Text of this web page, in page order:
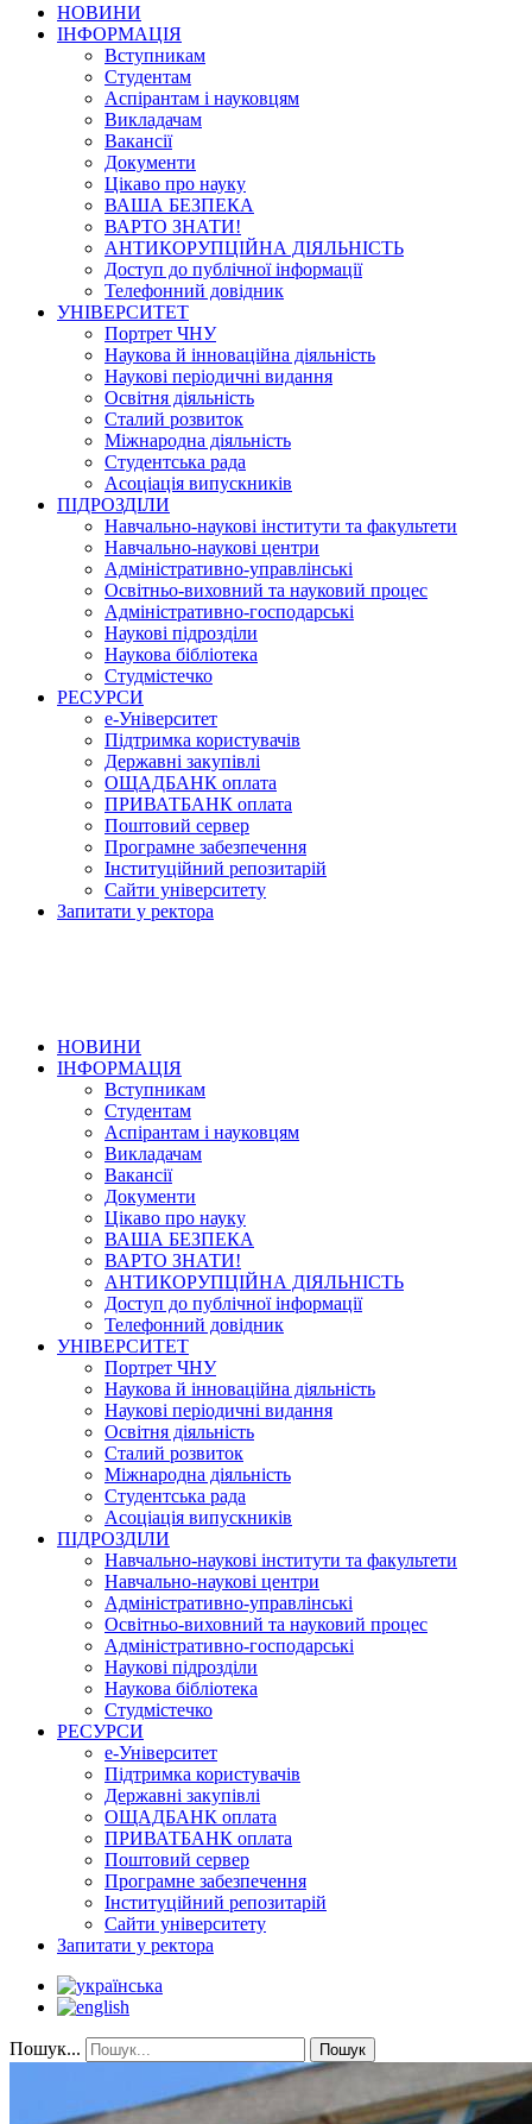
НОВИНИ
ІНФОРМАЦІЯ
Вступникам
Студентам
Аспірантам і науковцям
Викладачам
Вакансії
Документи
Цікаво про науку
ВАША БЕЗПЕКА
ВАРТО ЗНАТИ!
АНТИКОРУПЦІЙНА ДІЯЛЬНІСТЬ
Доступ до публічної інформації
Телефонний довідник
УНІВЕРСИТЕТ
Портрет ЧНУ
Наукова й інноваційна діяльність
Наукові періодичні видання
Освітня діяльність
Сталий розвиток
Міжнародна діяльність
Студентська рада
Асоціація випускників
ПІДРОЗДІЛИ
Навчально-наукові інститути та факультети
Навчально-наукові центри
Адміністративно-управлінські
Освітньо-виховний та науковий процес
Адміністративно-господарські
Наукові підрозділи
Наукова бібліотека
Студмістечко
РЕСУРСИ
е-Університет
Підтримка користувачів
Державні закупівлі
ОЩАДБАНК оплата
ПРИВАТБАНК оплата
Поштовий сервер
Програмне забезпечення
Інституційний репозитарій
Сайти університету
Запитати у ректора
НОВИНИ
ІНФОРМАЦІЯ
Вступникам
Студентам
Аспірантам і науковцям
Викладачам
Вакансії
Документи
Цікаво про науку
ВАША БЕЗПЕКА
ВАРТО ЗНАТИ!
АНТИКОРУПЦІЙНА ДІЯЛЬНІСТЬ
Доступ до публічної інформації
Телефонний довідник
УНІВЕРСИТЕТ
Портрет ЧНУ
Наукова й інноваційна діяльність
Наукові періодичні видання
Освітня діяльність
Сталий розвиток
Міжнародна діяльність
Студентська рада
Асоціація випускників
ПІДРОЗДІЛИ
Навчально-наукові інститути та факультети
Навчально-наукові центри
Адміністративно-управлінські
Освітньо-виховний та науковий процес
Адміністративно-господарські
Наукові підрозділи
Наукова бібліотека
Студмістечко
РЕСУРСИ
е-Університет
Підтримка користувачів
Державні закупівлі
ОЩАДБАНК оплата
ПРИВАТБАНК оплата
Поштовий сервер
Програмне забезпечення
Інституційний репозитарій
Сайти університету
Запитати у ректора
Пошук... Пошук